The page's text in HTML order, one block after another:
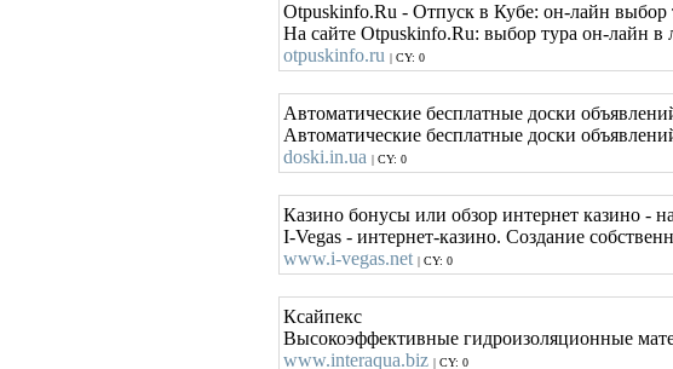
Otpuskinfo.Ru - Отпуск в Кубе: он-лайн выбор
На сайте Otpuskinfo.Ru: выбор тура он-лайн
otpuskinfo.ru | CY: 0
Автоматические бесплатные доски
Автоматические бесплатные доски
doski.in.ua | CY: 0
Казино бонусы или обзор интернет казино -
I-Vegas - интернет-казино. Создание
www.i-vegas.net | CY: 0
Ксайпекс
Высокоэффективные гидроизоляционные
www.interaqua.biz | CY: 0